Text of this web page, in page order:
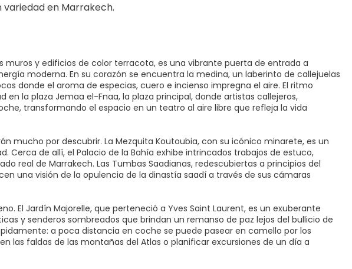
en Marrakech.
muros y edificios de color terracota, es una vibrante puerta de entrada a
moderna. En su corazón se encuentra la medina, un laberinto de callejuelas
donde el aroma de especias, cuero e incienso impregna el aire. El ritmo
la plaza Jemaa el-Fnaa, la plaza principal, donde artistas callejeros,
transformando el espacio en un teatro al aire libre que refleja la vida
mucho por descubrir. La Mezquita Koutoubia, con su icónico minarete, es un
Cerca de allí, el Palacio de la Bahía exhibe intrincados trabajos de estuco,
real de Marrakech. Las Tumbas Saadianas, redescubiertas a principios del
una visión de la opulencia de la dinastía saadí a través de sus cámaras
El Jardín Majorelle, que perteneció a Yves Saint Laurent, es un exuberante
y senderos sombreados que brindan un remanso de paz lejos del bullicio de
a poca distancia en coche se puede pasear en camello por los
las faldas de las montañas del Atlas o planificar excursiones de un día a